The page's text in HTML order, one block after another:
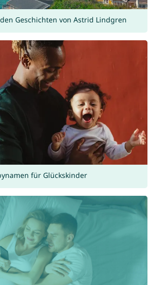
Geschichten von Astrid Lindgren
für Glückskinder